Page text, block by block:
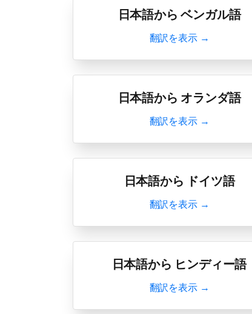
日本語から ベンガル語
翻訳を表示 →
日本語から オランダ語
翻訳を表示 →
日本語から ドイツ語
翻訳を表示 →
日本語から ヒンディー語
翻訳を表示 →